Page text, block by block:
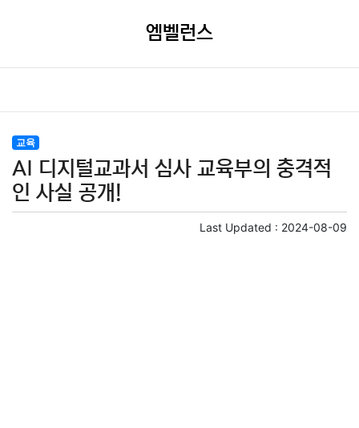
엠벨런스
교육
AI 디지털교과서 심사 교육부의 충격적
인 사실 공개!
Last Updated : 2024-08-09